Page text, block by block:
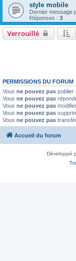
style mobile
Dernier message
Réponses : 3
Verrouillé
PERMISSIONS DU FORUM
Vous ne pouvez pas publier
Vous ne pouvez pas
Vous ne pouvez pas
Vous ne pouvez pas
Vous ne pouvez pas
Accueil du forum
Développé